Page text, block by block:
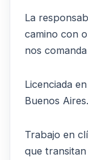
La
camino con
nos
Licenciada
Buenos Aires.
Trabajo en
que transitan